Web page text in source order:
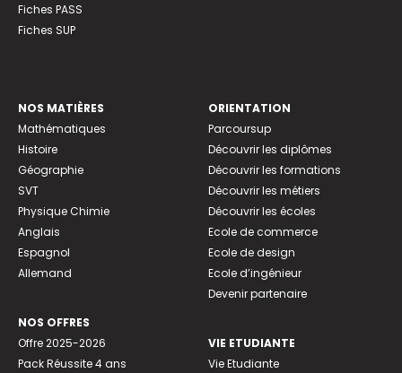
Fiches PASS
Fiches SUP
NOS MATIÈRES
Mathématiques
Histoire
Géographie
SVT
Physique Chimie
Anglais
Espagnol
Allemand
NOS OFFRES
Offre 2025-2026
Pack Réussite 4 ans
ORIENTATION
Parcoursup
Découvrir les diplômes
Découvrir les formations
Découvrir les métiers
Découvrir les écoles
Ecole de commerce
Ecole de design
Ecole d’ingénieur
Devenir partenaire
VIE ETUDIANTE
Vie Etudiante